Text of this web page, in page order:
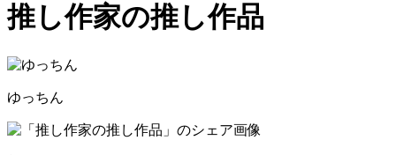
推し作家の推し作品
ゆっちん